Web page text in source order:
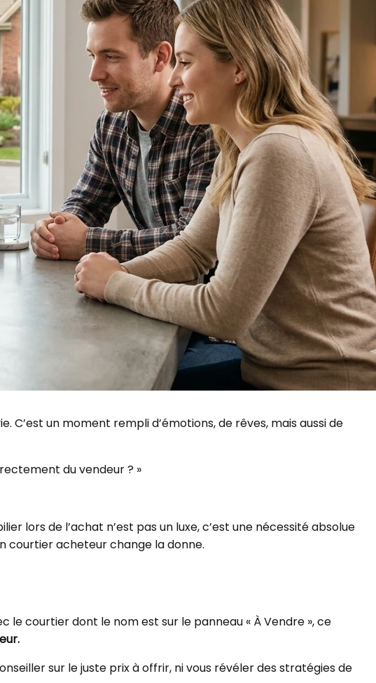
C’est un moment rempli d’émotions, de rêves, mais aussi de
du vendeur ? »
lors de l’achat n’est pas un luxe, c’est une nécessité absolue
courtier acheteur change la donne.
le courtier dont le nom est sur le panneau « À Vendre », ce
sur le juste prix à offrir, ni vous révéler des stratégies de